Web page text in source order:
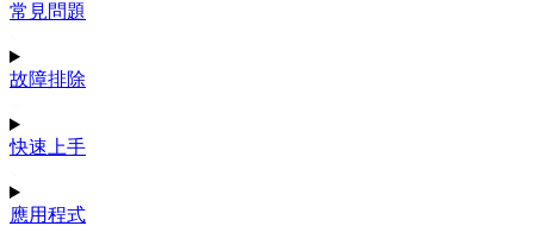
常見問題
故障排除
快速上手
應用程式